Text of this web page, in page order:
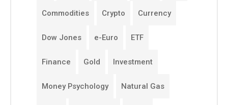
Commodities Crypto Currency
Dow Jones e-Euro ETF
Finance Gold Investment
Money Psychology Natural Gas